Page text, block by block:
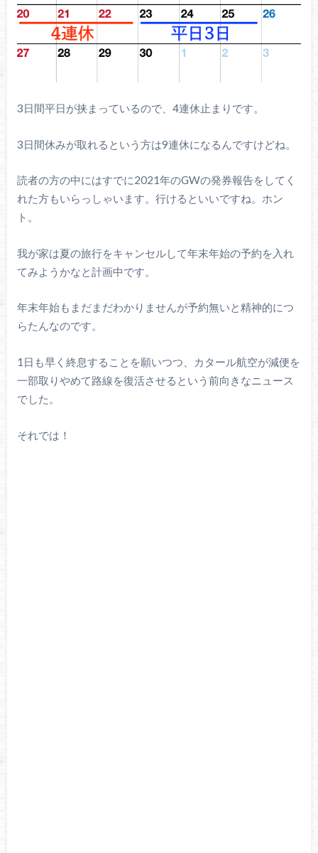
3日間平日が挟まっているので、4連休止まりです。
3日間休みが取れるという方は9連休になるんですけどね。
読者の方の中にはすでに2021年のGWの発券報告をしてく
れた方もいらっしゃいます。行けるといいですね。ホン
ト。
我が家は夏の旅行をキャンセルして年末年始の予約を入れ
てみようかなと計画中です。
年末年始もまだまだわかりませんが予約無いと精神的につ
らたんなのです。
1日も早く終息することを願いつつ、カタール航空が減便を
一部取りやめて路線を復活させるという前向きなニュース
でした。
それでは！